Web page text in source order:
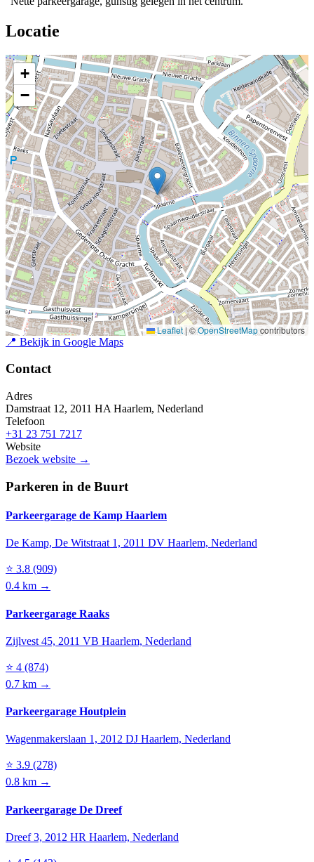
Locatie
+
−
Leaflet |©OpenStreetMapcontributors
📍 Bekijk in Google Maps
Contact
Adres
Damstraat 12, 2011 HA Haarlem, Nederland
Telefoon
+31 23 751 7217
Website
Bezoek website →
Parkeren in de Buurt
Parkeergarage de Kamp Haarlem
De Kamp, De Witstraat 1, 2011 DV Haarlem, Nederland
⭐ 3.8 (909)
0.4 km →
Parkeergarage Raaks
Zijlvest 45, 2011 VB Haarlem, Nederland
⭐ 4 (874)
0.7 km →
Parkeergarage Houtplein
Wagenmakerslaan 1, 2012 DJ Haarlem, Nederland
⭐ 3.9 (278)
0.8 km →
Parkeergarage De Dreef
Dreef 3, 2012 HR Haarlem, Nederland